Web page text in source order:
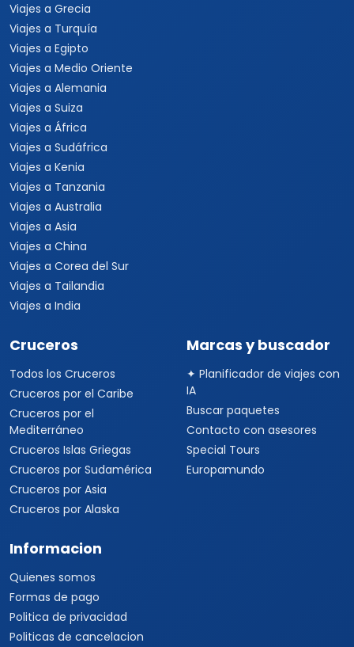
Viajes a Grecia
Viajes a Turquía
Viajes a Egipto
Viajes a Medio Oriente
Viajes a Alemania
Viajes a Suiza
Viajes a África
Viajes a Sudáfrica
Viajes a Kenia
Viajes a Tanzania
Viajes a Australia
Viajes a Asia
Viajes a China
Viajes a Corea del Sur
Viajes a Tailandia
Viajes a India
Cruceros
Todos los Cruceros
Cruceros por el Caribe
Cruceros por el
Mediterráneo
Cruceros Islas Griegas
Cruceros por Sudamérica
Cruceros por Asia
Cruceros por Alaska
Marcas y buscador
✦ Planificador de viajes con
IA
Buscar paquetes
Contacto con asesores
Special Tours
Europamundo
Informacion
Quienes somos
Formas de pago
Politica de privacidad
Politicas de cancelacion